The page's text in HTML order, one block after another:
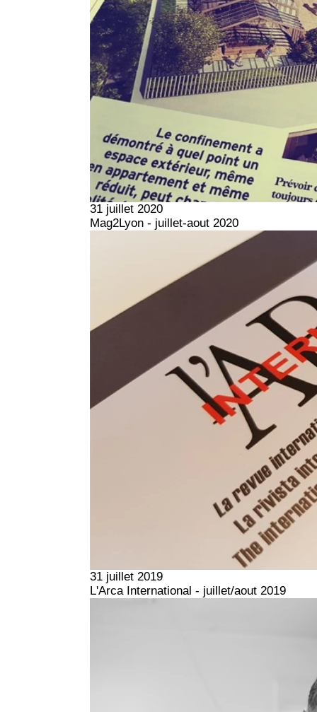
31 juillet 2020
Mag2Lyon - juillet-aout 2020
31 juillet 2019
L'Arca International - juillet/aout 2019